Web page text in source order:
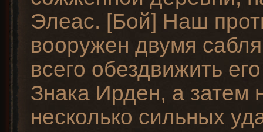
Элеас. [Бой] Наш
вооружен двумя
всего обездвижить
Знака Ирден, а затем
несколько сильных